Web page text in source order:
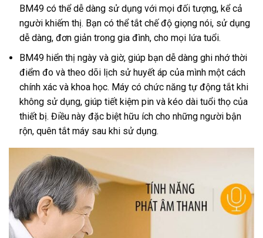
BM49 có thể dễ dàng sử dụng với mọi đối tượng, kể cả
người khiếm thị. Bạn có thể tắt chế độ giọng nói, sử dụng
dễ dàng, đơn giản trong gia đình, cho mọi lứa tuổi.
BM49 hiển thị ngày và giờ, giúp bạn dễ dàng ghi nhớ thời
điểm đo và theo dõi lịch sử huyết áp của mình một cách
chính xác và khoa học. Máy có chức năng tự động tắt khi
không sử dụng, giúp tiết kiệm pin và kéo dài tuổi thọ của
thiết bị. Điều này đặc biệt hữu ích cho những người bận
rộn, quên tắt máy sau khi sử dụng.